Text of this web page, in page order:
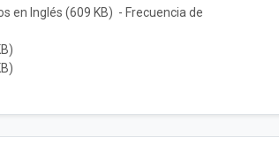
en Inglés (609 KB) - Frecuencia de